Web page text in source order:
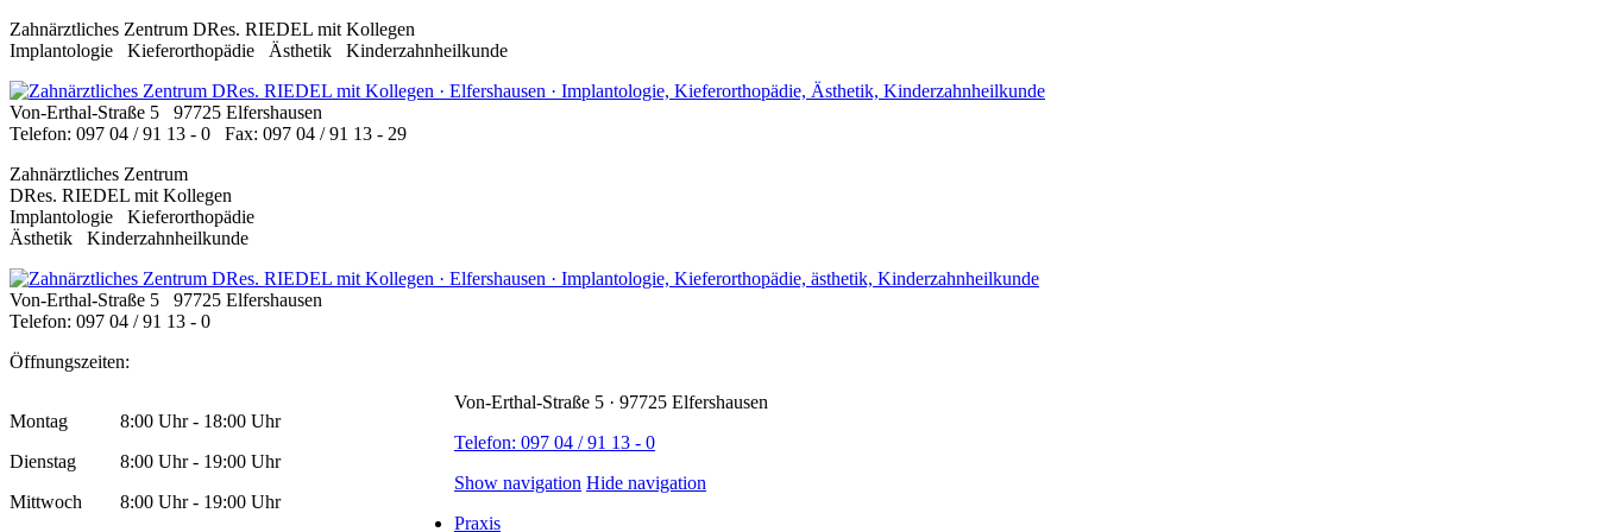
Zahnärztliches Zentrum DRes. RIEDEL mit Kollegen
Implantologie Kieferorthopädie Ästhetik Kinderzahnheilkunde
Von-Erthal-Straße 5 97725 Elfershausen
Telefon: 097 04 / 91 13 - 0 Fax: 097 04 / 91 13 - 29
Zahnärztliches Zentrum
DRes. RIEDEL mit Kollegen
Implantologie Kieferorthopädie
Ästhetik Kinderzahnheilkunde
Von-Erthal-Straße 5 97725 Elfershausen
Telefon: 097 04 / 91 13 - 0
Öffnungszeiten:
Montag
Dienstag
Mittwoch
8:00 Uhr - 18:00 Uhr
8:00 Uhr - 19:00 Uhr
8:00 Uhr - 19:00 Uhr
Von-Erthal-Straße 5 · 97725 Elfershausen
Telefon: 097 04 / 91 13 - 0
Show navigation Hide navigation
Praxis